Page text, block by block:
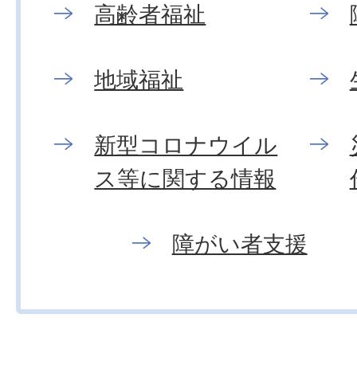
高齢者福祉
地域福祉
新型コロナウイル
ス等に関する情報
障がい者支援